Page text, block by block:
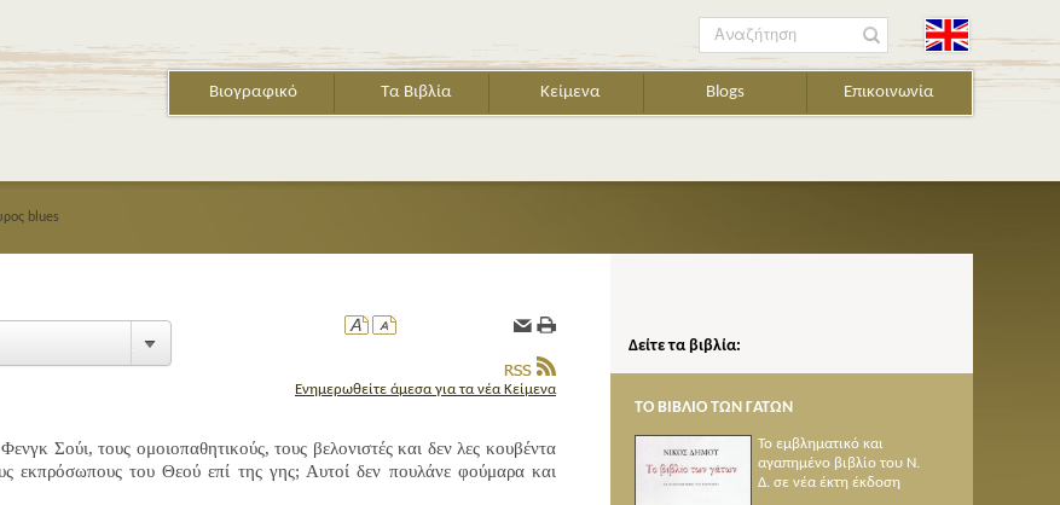
Βιογραφικό Τα Βιβλία Κείμενα Blogs Επικοινωνία
Αναζήτηση
blues
Ενημερωθείτε άμεσα για τα νέα Κείμενα
Σούι, τους ομοιοπαθητικούς, τους βελονιστές και δεν λες κουβέντα
εκπρόσωπους του Θεού επί της γης; Αυτοί δεν πουλάνε φούμαρα και
Δείτε τα βιβλία:
ΤΟ ΒΙΒΛΙΟ ΤΩΝ ΓΑΤΩΝ
Το εμβληματικό και
αγαπημένο βιβλίο του Ν.
Δ. σε νέα έκτη έκδοση